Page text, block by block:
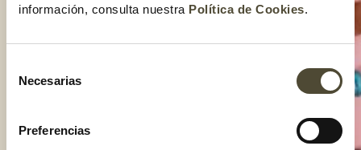
información, consulta nuestra Política de Cookies.
Necesarias
Preferencias